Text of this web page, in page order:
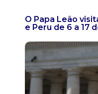
O Papa Leão
e Peru de 6 a 17